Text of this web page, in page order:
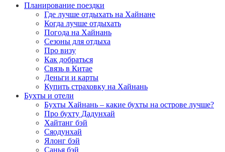
Планирование поездки
Где лучше отдыхать на Хайнане
Когда лучше отдыхать
Погода на Хайнань
Сезоны для отдыха
Про визу
Как добраться
Связь в Китае
Деньги и карты
Купить страховку на Хайнань
Бухты и отели
Бухты Хайнань – какие бухты на острове лучше?
Про бухту Дадунхай
Хайтанг бэй
Сяодунхай
Ялонг бэй
Санья бэй